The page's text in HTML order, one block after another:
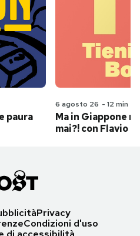
paura
6 agosto 26 - 12 min
Ma in Giappone
mai?! con Flavio
Privacy
Condizioni d'uso